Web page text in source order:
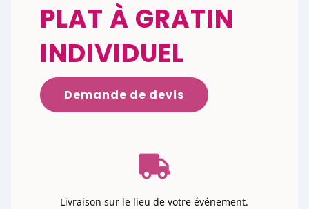
PLAT À GRATIN
INDIVIDUEL
Demande de devis

Livraison sur le lieu de votre événement.